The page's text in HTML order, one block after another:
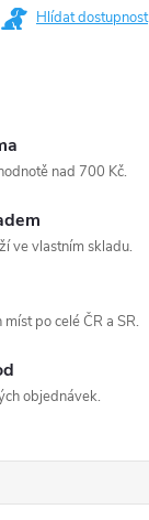
Hlídat dostupnost
nad 700 Kč.
ve vlastním skladu.
po celé ČR a SR.
objednávek.